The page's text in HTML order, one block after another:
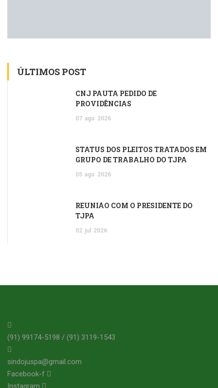
ÚLTIMOS POST
CNJ PAUTA PEDIDO DE
PROVIDÊNCIAS
07 ago 2026
STATUS DOS PLEITOS TRATADOS EM
GRUPO DE TRABALHO DO TJPA
05 ago 2026
REUNIÃO COM O PRESIDENTE DO
TJPA
02 jul 2026
(91) 99174-5198 / (91) 3119-1543
sindojuspa@gmail.com
Facebook-f
Instagram